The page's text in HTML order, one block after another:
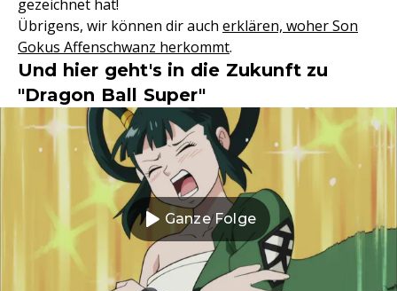
gezeichnet hat!
Übrigens, wir können dir auch erklären, woher Son
Gokus Affenschwanz herkommt.
Und hier geht's in die Zukunft zu
"Dragon Ball Super"
Ganze Folge